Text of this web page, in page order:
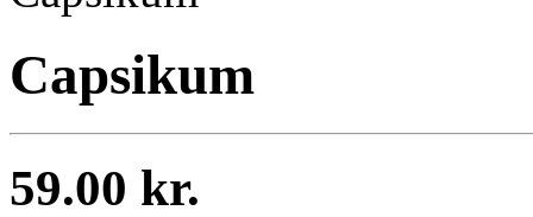
Capsikum
59.00 kr.